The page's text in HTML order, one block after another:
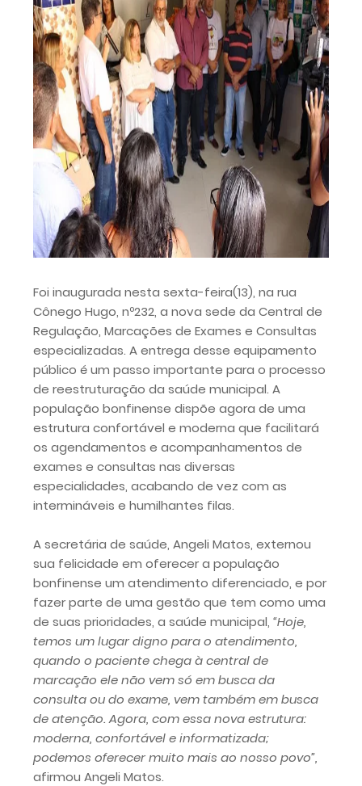
Foi inaugurada nesta sexta-feira(13), na rua
Cônego Hugo, nº232, a nova sede da Central de
Regulação, Marcações de Exames e Consultas
especializadas. A entrega desse equipamento
público é um passo importante para o processo
de reestruturação da saúde municipal. A
população bonfinense dispõe agora de uma
estrutura confortável e moderna que facilitará
os agendamentos e acompanhamentos de
exames e consultas nas diversas
especialidades, acabando de vez com as
intermináveis e humilhantes filas.
A secretária de saúde, Angeli Matos, externou
sua felicidade em oferecer a população
bonfinense um atendimento diferenciado, e por
fazer parte de uma gestão que tem como uma
de suas prioridades, a saúde municipal, “Hoje,
temos um lugar digno para o atendimento,
quando o paciente chega à central de
marcação ele não vem só em busca da
consulta ou do exame, vem também em busca
de atenção. Agora, com essa nova estrutura:
moderna, confortável e informatizada;
podemos oferecer muito mais ao nosso povo”,
afirmou Angeli Matos.